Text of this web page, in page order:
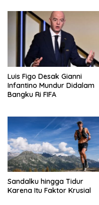
Luis Figo Desak Gianni
Infantino Mundur Didalam
Bangku Ri FIFA
Sandalku hingga Tidur
Karena Itu Faktor Krusial